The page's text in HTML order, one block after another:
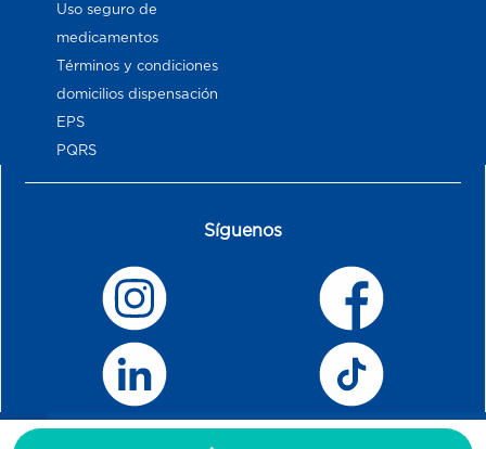
Uso seguro de
medicamentos
Términos y condiciones
domicilios dispensación
EPS
PQRS
Síguenos